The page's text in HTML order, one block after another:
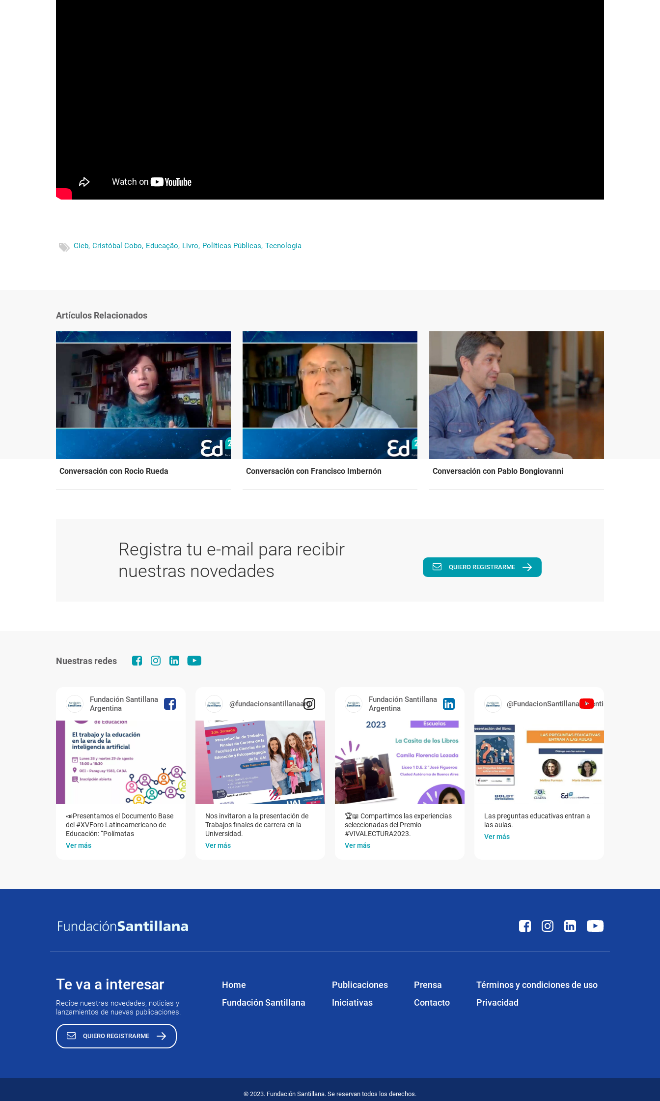
Cieb, Cristóbal Cobo, Educação, Livro, Políticas Públicas, Tecnologia
Artículos Relacionados
Conversación con Rocio Rueda Conversación con Francisco Imbernón Conversación con Pablo Bongiovanni
Registra tu e-mail para recibir
nuestras novedades
QUIERO REGISTRARME
Nuestras redes
Fundación Santillana
Argentina
📣Presentamos el Documento Base
del #XVForo Latinoamericano de
Educación: “Polímatas
Ver más
@fundacionsantillanaarg
Nos invitaron a la presentación de
Trabajos finales de carrera en la
Universidad.
Ver más
Fundación Santillana
Argentina
🏆📖 Compartimos las experiencias
seleccionadas del Premio
#VIVALECTURA2023.
Ver más
@FundacionSantillanaArgentina
Las preguntas educativas entran a
las aulas.
Ver más
Te va a interesar
Recibe nuestras novedades, noticias y
lanzamientos de nuevas publicaciones.
QUIERO REGISTRARME
Home
Fundación Santillana
Publicaciones
Iniciativas
Prensa
Contacto
Términos y condiciones de uso
Privacidad
© 2023. Fundación Santillana. Se reservan todos los derechos.